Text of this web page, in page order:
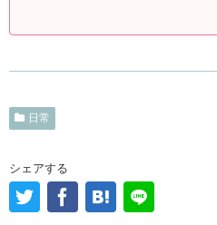
日常
シェアする